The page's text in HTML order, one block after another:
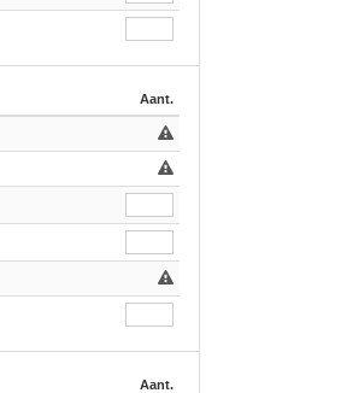
Aant.
Aant.